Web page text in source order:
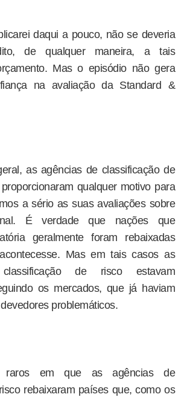
daqui a pouco, não se deveria
de qualquer maneira, a tais
Mas o episódio não gera
na avaliação da Standard &
as agências de classificação de
qualquer motivo para
a sério as suas avaliações sobre
É verdade que nações que
geralmente foram rebaixadas
Mas em tais casos as
de risco estavam
os mercados, que já haviam
problemáticos.
em que as agências de
rebaixaram países que, como os